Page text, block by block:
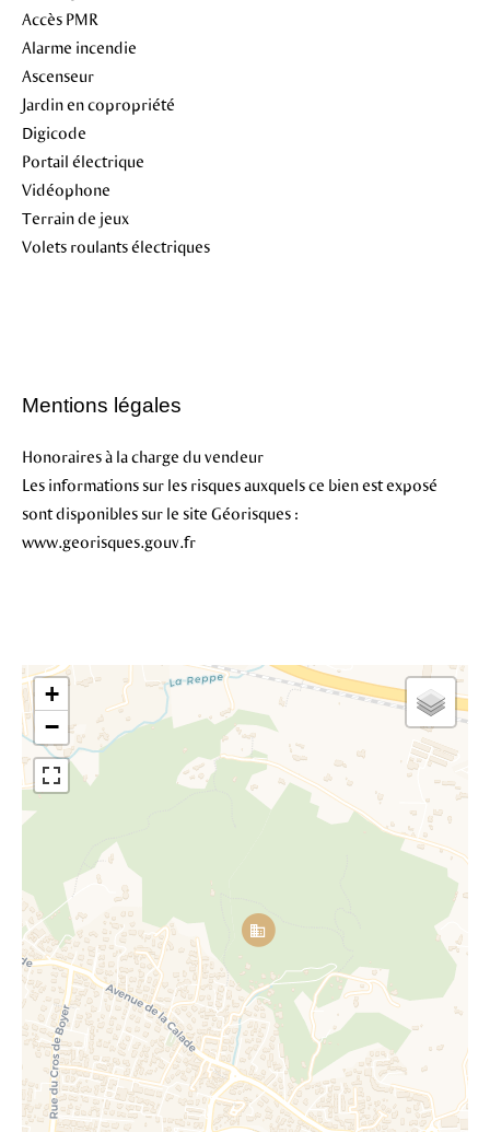
Accès PMR
Alarme incendie
Ascenseur
Jardin en copropriété
Digicode
Portail électrique
Vidéophone
Terrain de jeux
Volets roulants électriques
Mentions légales
Honoraires à la charge du vendeur
Les informations sur les risques auxquels ce bien est exposé
sont disponibles sur le site Géorisques :
www.georisques.gouv.fr
+
−